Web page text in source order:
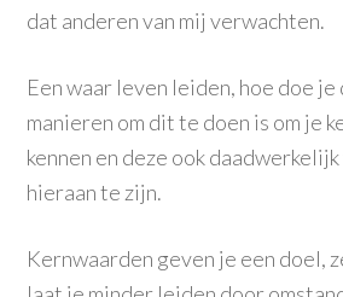
dat anderen van mij verwachten.
Een waar leven leiden, hoe doe je
manieren om dit te doen is om je
kennen en deze ook
hieraan te zijn.
Kernwaarden geven je een doel,